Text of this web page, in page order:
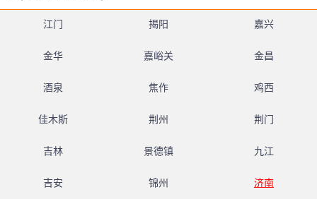
江门 揭阳 嘉兴
金华 嘉峪关 金昌
酒泉 焦作 鸡西
佳木斯 荆州 荆门
吉林 景德镇 九江
吉安 锦州 济南